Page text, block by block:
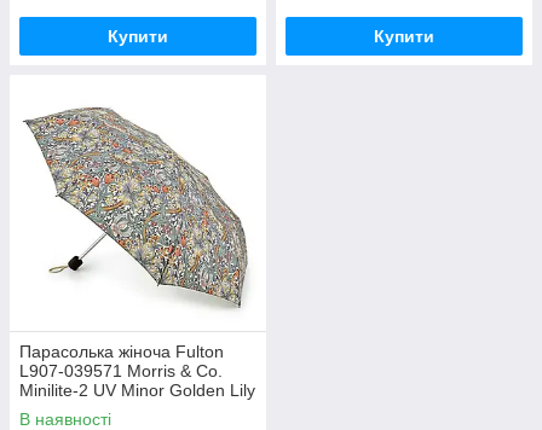
Купити Купити
Парасолька жіноча Fulton
L907-039571 Morris & Co.
Minilite-2 UV Minor Golden Lily
Slate Manilla (Золота лілія)
В наявності